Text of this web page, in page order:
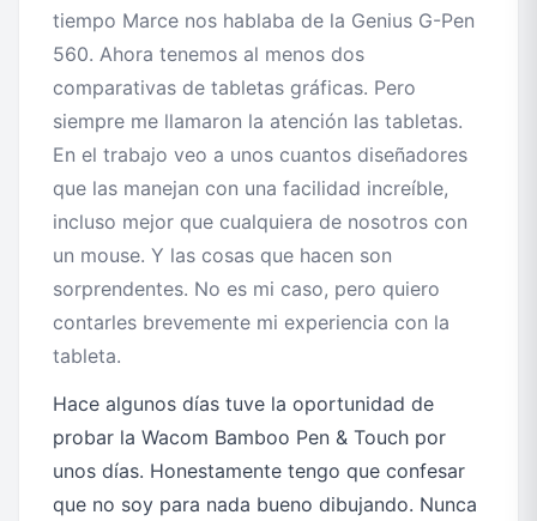
tiempo Marce nos hablaba de la Genius G-Pen
560. Ahora tenemos al menos dos
comparativas de tabletas gráficas. Pero
siempre me llamaron la atención las tabletas.
En el trabajo veo a unos cuantos diseñadores
que las manejan con una facilidad increíble,
incluso mejor que cualquiera de nosotros con
un mouse. Y las cosas que hacen son
sorprendentes. No es mi caso, pero quiero
contarles brevemente mi experiencia con la
tableta.
Hace algunos días tuve la oportunidad de
probar la Wacom Bamboo Pen & Touch por
unos días. Honestamente tengo que confesar
que no soy para nada bueno dibujando. Nunca